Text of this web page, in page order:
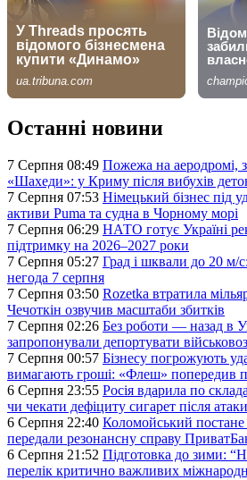
Останні новини
7 Серпня 08:49 Пожежа на аеродромі,
«Шахеди»: у Криму після вибухів
7 Серпня 07:53 Німецький бізнес під
активи Puma та судна в Чорному морі
7 Серпня 06:29 НАТО готує Україні
підтримку на 2026–2027 роки
7 Серпня 05:27 Град і шквали до 20 м/
негода 7 серпня
7 Серпня 03:50 Rozetka втратила
Чечоткін озвучив масштаби збитків
7 Серпня 02:26 Без роботи — назад в
запропонували депортувати
7 Серпня 00:57 Бізнесу погрожують
вимагають гроші: «Флеш» попередив
6 Серпня 23:55 Росія вдарила по
чи чекати дефіциту сигарет після атаки
6 Серпня 22:40 Коломойський
передали резонансну справу
6 Серпня 21:52 Підготовка до зими:
перелік критично важливих